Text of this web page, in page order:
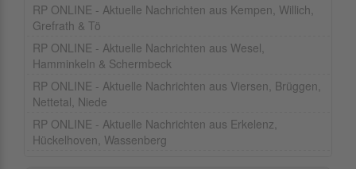
RP ONLINE - Aktuelle Nachrichten aus Kempen, Willich,
Grefrath & Tö
RP ONLINE - Aktuelle Nachrichten aus Wesel,
Hamminkeln & Schermbeck
RP ONLINE - Aktuelle Nachrichten aus Viersen, Brüggen,
Nettetal, Niede
RP ONLINE - Aktuelle Nachrichten aus Erkelenz,
Hückelhoven, Wassenberg